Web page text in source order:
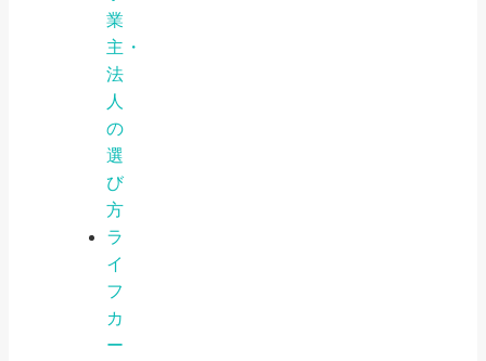
業
主・
法
人
の
選
び
方
ラ
イ
フ
カ
ー